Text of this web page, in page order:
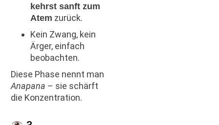
kehrst sanft zum
Atem zurück.
Kein Zwang, kein
Ärger, einfach
beobachten.
Diese Phase nennt man
Anapana – sie schärft
die Konzentration.